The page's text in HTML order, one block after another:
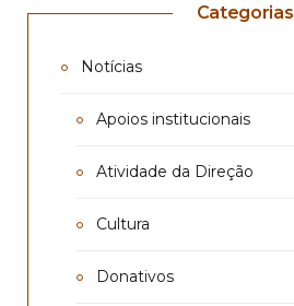
Categorias
Notícias
Apoios institucionais
Atividade da Direção
Cultura
Donativos